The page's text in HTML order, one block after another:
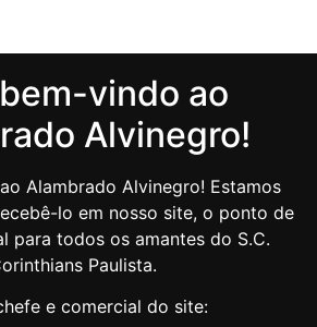
vindo ao
Alvinegro!
Alambrado Alvinegro! Estamos
lo em nosso site, o ponto de
para todos os amantes do S.C.
Paulista.
e comercial do site: